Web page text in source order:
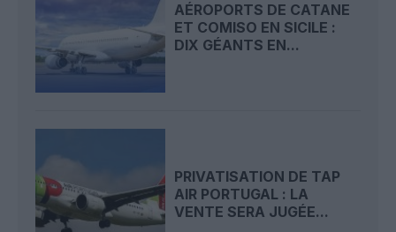
AÉROPORTS DE CATANE
ET COMISO EN SICILE :
DIX GÉANTS EN...
PRIVATISATION DE TAP
AIR PORTUGAL : LA
VENTE SERA JUGÉE...